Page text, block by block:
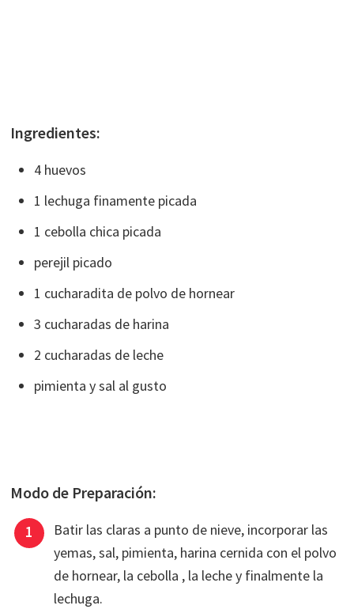
Ingredientes:
4 huevos
1 lechuga finamente picada
1 cebolla chica picada
perejil picado
1 cucharadita de polvo de hornear
3 cucharadas de harina
2 cucharadas de leche
pimienta y sal al gusto
Modo de Preparación:
Batir las claras a punto de nieve, incorporar las
yemas, sal, pimienta, harina cernida con el polvo
de hornear, la cebolla , la leche y finalmente la
lechuga.